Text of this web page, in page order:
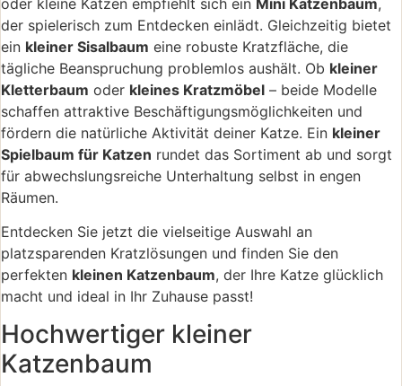
der spielerisch zum Entdecken einlädt. Gleichzeitig bietet
ein kleiner Sisalbaum eine robuste Kratzfläche, die
tägliche Beanspruchung problemlos aushält. Ob kleiner
Kletterbaum oder kleines Kratzmöbel – beide Modelle
schaffen attraktive Beschäftigungsmöglichkeiten und
fördern die natürliche Aktivität deiner Katze. Ein kleiner
Spielbaum für Katzen rundet das Sortiment ab und sorgt
für abwechslungsreiche Unterhaltung selbst in engen
Räumen.
Entdecken Sie jetzt die vielseitige Auswahl an
platzsparenden Kratzlösungen und finden Sie den
perfekten kleinen Katzenbaum, der Ihre Katze glücklich
macht und ideal in Ihr Zuhause passt!
Hochwertiger kleiner
Katzenbaum